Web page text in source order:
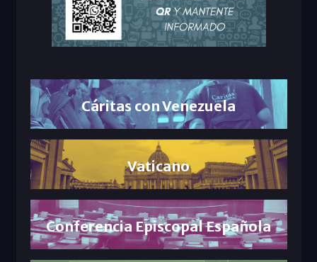
Cáritas con Venezuela
Vaticano
Conferencia Episcopal Española